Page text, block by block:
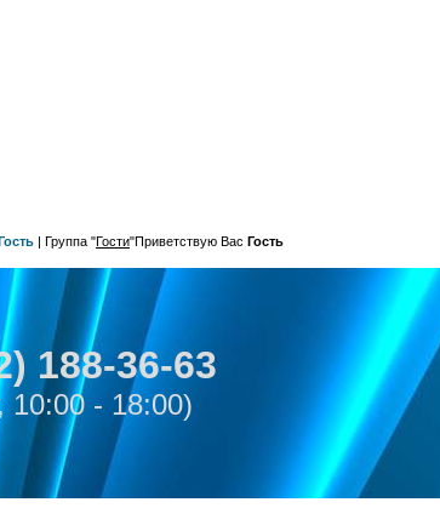
| Группа "Гости"Приветствую Вас Гость
188-36-63
10:00 - 18:00)